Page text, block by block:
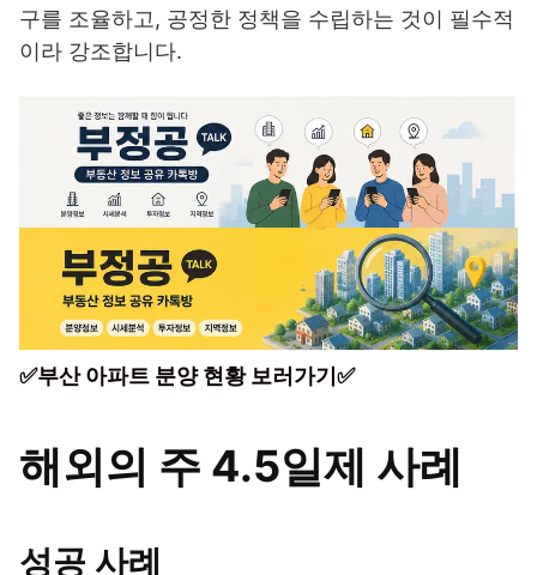
구를 조율하고, 공정한 정책을 수립하는 것이 필수적
이라 강조합니다.
✅부산 아파트 분양 현황 보러가기✅
해외의 주 4.5일제 사례
성공 사례